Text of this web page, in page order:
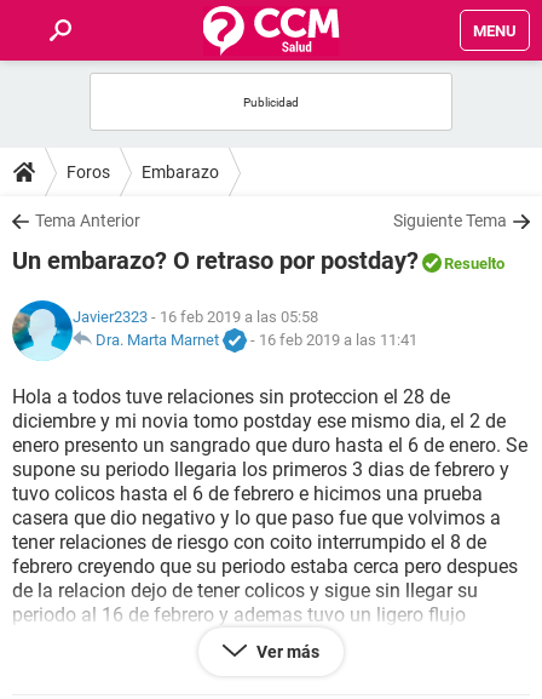
MENU
FOROS
SALUD
NUTRICIÓN
BIENESTAR
SEXUALIDAD
GLOSARIO
Foros Embarazo
Tema Anterior Siguiente Tema
Un embarazo? O retraso por postday? Resuelto
Javier2323 - 16 feb 2019 a las 05:58
Dra. Marta Marnet
- 16 feb 2019 a las 11:41
Hola a todos tuve relaciones sin proteccion el 28 de
diciembre y mi novia tomo postday ese mismo dia, el 2 de
enero presento un sangrado que duro hasta el 6 de enero. Se
supone su periodo llegaria los primeros 3 dias de febrero y
tuvo colicos hasta el 6 de febrero e hicimos una prueba
casera que dio negativo y lo que paso fue que volvimos a
tener relaciones de riesgo con coito interrumpido el 8 de
febrero creyendo que su periodo estaba cerca pero despues
de la relacion dejo de tener colicos y sigue sin llegar su
periodo al 16 de febrero y ademas tuvo un ligero flujo
marron el 10 de febrero que solo duro ese dia y partir del dia
12 de febrero ha tenido dolor de pechos y colicos pero muy
Ver más